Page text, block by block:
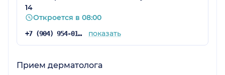
14
Откроется в 08:00
+7 (904) 954-01-93 показать
Прием дерматолога